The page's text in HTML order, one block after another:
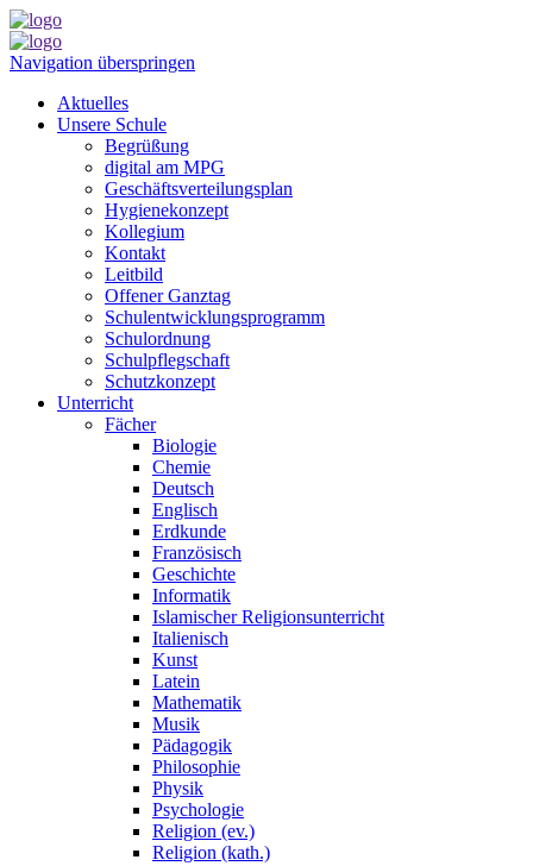
Navigation überspringen
Aktuelles
Unsere Schule
Begrüßung
digital am MPG
Geschäftsverteilungsplan
Hygienekonzept
Kollegium
Kontakt
Leitbild
Offener Ganztag
Schulentwicklungsprogramm
Schulordnung
Schulpflegschaft
Schutzkonzept
Unterricht
Fächer
Biologie
Chemie
Deutsch
Englisch
Erdkunde
Französisch
Geschichte
Informatik
Islamischer Religionsunterricht
Italienisch
Kunst
Latein
Mathematik
Musik
Pädagogik
Philosophie
Physik
Psychologie
Religion (ev.)
Religion (kath.)